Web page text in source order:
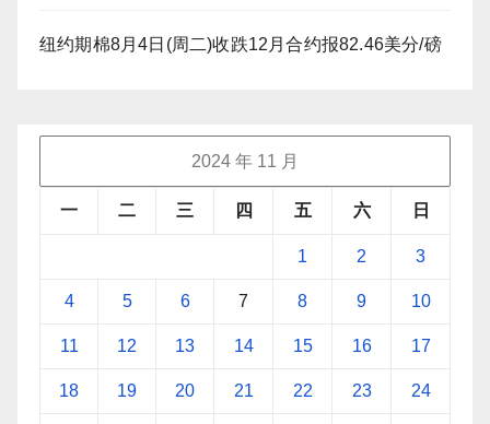
纽约期棉8月4日(周二)收跌12月合约报82.46美分/磅
2024 年 11 月
一 二 三 四 五 六 日
1 2 3
4 5 6 7 8 9 10
11 12 13 14 15 16 17
18 19 20 21 22 23 24